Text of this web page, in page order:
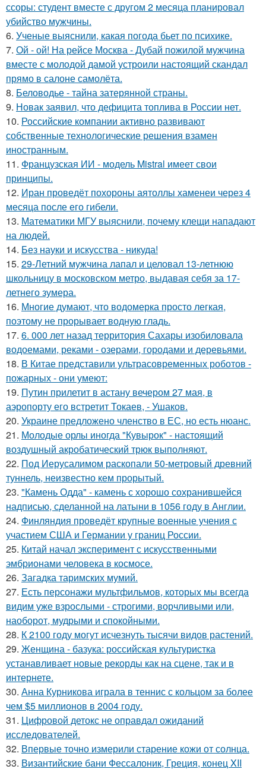
ссоры: студент вместе с другом 2 месяца планировал
убийство мужчины.
6. Ученые выяснили, какая погода бьет по психике.
7. Ой - ой! На рейсе Москва - Дубай пожилой мужчина
вместе с молодой дамой устроили настоящий скандал
прямо в салоне самолёта.
8. Беловодье - тайна затерянной страны.
9. Новак заявил, что дефицита топлива в России нет.
10. Российские компании активно развивают
собственные технологические решения взамен
иностранным.
11. Французская ИИ - модель Mistral имеет свои
принципы.
12. Иран проведёт похороны аятоллы хаменеи через 4
месяца после его гибели.
13. Математики МГУ выяснили, почему клещи нападают
на людей.
14. Без науки и искусства - никуда!
15. 29-Летний мужчина лапал и целовал 13-летнюю
школьницу в московском метро, выдавая себя за 17-
летнего зумера.
16. Многие думают, что водомерка просто легкая,
поэтому не прорывает водную гладь.
17. 6. 000 лет назад территория Сахары изобиловала
водоемами, реками - озерами, городами и деревьями.
18. В Китае представили ультрасовременных роботов -
пожарных - они умеют:
19. Путин прилетит в астану вечером 27 мая, в
аэропорту его встретит Токаев, - Ушаков.
20. Украине предложено членство в ЕС, но есть нюанс.
21. Молодые орлы иногда "Кувырок" - настоящий
воздушный акробатический трюк выполняют.
22. Под Иерусалимом раскопали 50-метровый древний
туннель, неизвестно кем прорытый.
23. "Камень Одда" - камень с хорошо сохранившейся
надписью, сделанной на латыни в 1056 году в Англии.
24. Финляндия проведёт крупные военные учения с
участием США и Германии у границ России.
25. Китай начал эксперимент с искусственными
эмбрионами человека в космосе.
26. Загадка таримских мумий.
27. Есть персонажи мультфильмов, которых мы всегда
видим уже взрослыми - строгими, ворчливыми или,
наоборот, мудрыми и спокойными.
28. К 2100 году могут исчезнуть тысячи видов растений.
29. Женщина - базука: российская культуристка
устанавливает новые рекорды как на сцене, так и в
интернете.
30. Анна Курникова играла в теннис с кольцом за более
чем $5 миллионов в 2004 году.
31. Цифровой детокс не оправдал ожиданий
исследователей.
32. Впервые точно измерили старение кожи от солнца.
33. Византийские бани Фессалоник, Греция, конец XII